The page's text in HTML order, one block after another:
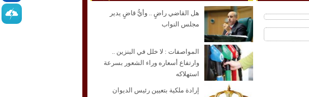
هل القاضي راضٍ .. وأيُّ قاضٍ يدير
مجلس النواب
المواصفات : لا خلل في البنزين ..
وارتفاع أسعاره وراء الشعور بسرعة
استهلاكه
إرادة ملكية بتعيين رئيس الديوان